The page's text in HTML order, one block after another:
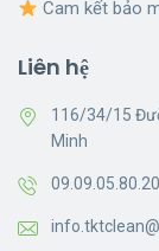
Cam kết bảo
Liên hệ
116/34/15
Minh
09.09.05.80.20